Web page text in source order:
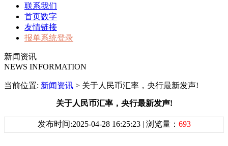
联系我们
首页数字
友情链接
报单系统登录
新闻资讯
NEWS INFORMATION
当前位置: 新闻资讯 > 关于人民币汇率，央行最新发声!
关于人民币汇率，央行最新发声!
发布时间:2025-04-28 16:25:23 | 浏览量： 693